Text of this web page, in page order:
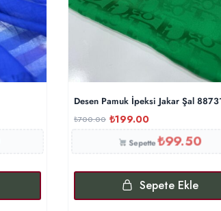
Desen Pamuk İpeksi Jakar Şal
₺700.00 ₺199.00
Sepette₺99.50
Sepete Ekle